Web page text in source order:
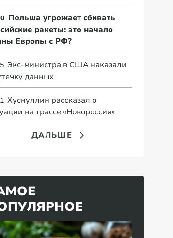
Польша угрожает сбивать
ракеты: это начало
Европы с РФ?
Экс-министра в США наказали
данных
Хуснуллин рассказал о
на трассе «Новороссия»
ДАЛЬШЕ